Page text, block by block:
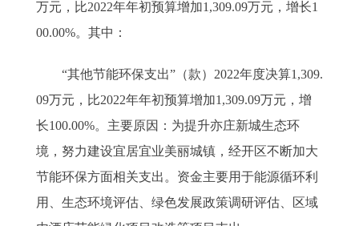
万元，比2022年年初预算增加1,309.09万元，增长1
00.00%。其中：
“其他节能环保支出”（款）2022年度决算1,309.
09万元，比2022年年初预算增加1,309.09万元，增
长100.00%。主要原因：为提升亦庄新城生态环
境，努力建设宜居宜业美丽城镇，经开区不断加大
节能环保方面相关支出。资金主要用于能源循环利
用、生态环境评估、绿色发展政策调研评估、区域